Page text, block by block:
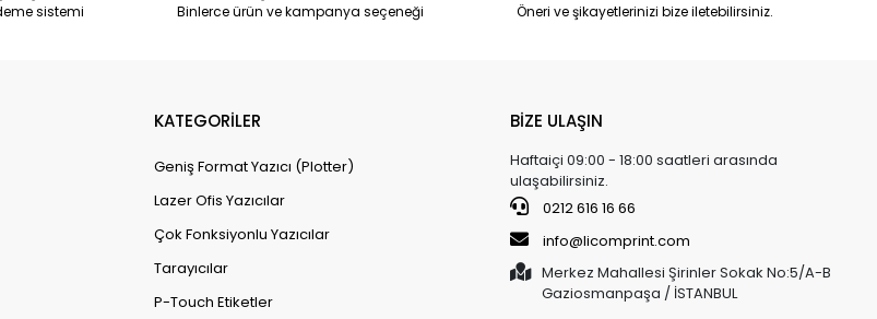
sistemi Binlerce ürün ve kampanya seçeneği Öneri ve şikayetlerinizi bize iletebilirsiniz.
KATEGORİLER
Geniş Format Yazıcı (Plotter)
Lazer Ofis Yazıcılar
Çok Fonksiyonlu Yazıcılar
Tarayıcılar
P-Touch Etiketler
BİZE ULAŞIN
Haftaiçi 09:00 - 18:00 saatleri arasında
ulaşabilirsiniz.
0212 616 16 66
info@licomprint.com
Merkez Mahallesi Şirinler Sokak No:5/A-B
Gaziosmanpaşa / İSTANBUL